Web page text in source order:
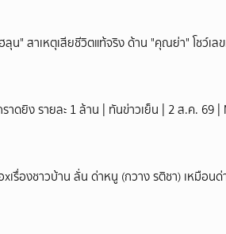
น" สาเหตุเสียชีวิตแท้จริง ด้าน "คุณย่า" โชว์เล
าดยิง รายละ 1 ล้าน | ทันข่าวเย็น | 2 ส.ค. 69 |
เรื่องชาวบ้าน ลั่น ด่าหนู (กวาง รติชา) เหมือน